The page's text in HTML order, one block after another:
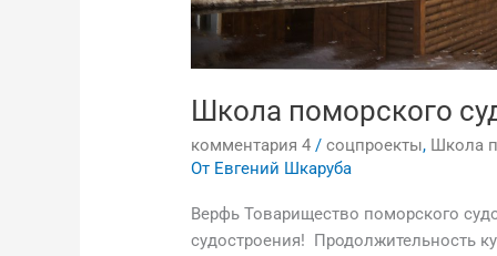
Школа поморского
комментария 4 /соцпроекты, Школа
От Евгений Шкаруба
Верфь Товарищество поморского
судостроения! Продолжительность